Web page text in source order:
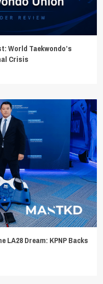
World Taekwondo’s
Crisis
Dream: KPNP Backs